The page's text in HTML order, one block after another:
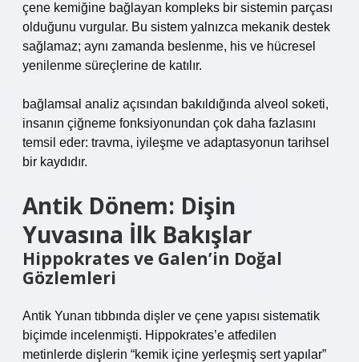
çene kemiğine bağlayan kompleks bir sistemin parçası
olduğunu vurgular. Bu sistem yalnızca mekanik destek
sağlamaz; aynı zamanda beslenme, his ve hücresel
yenilenme süreçlerine de katılır.
bağlamsal analiz açısından bakıldığında alveol soketi,
insanın çiğneme fonksiyonundan çok daha fazlasını
temsil eder: travma, iyileşme ve adaptasyonun tarihsel
bir kaydıdır.
Antik Dönem: Dişin
Yuvasına İlk Bakışlar
Hippokrates ve Galen’in Doğal
Gözlemleri
Antik Yunan tıbbında dişler ve çene yapısı sistematik
biçimde incelenmişti. Hippokrates’e atfedilen
metinlerde dişlerin “kemik içine yerleşmiş sert yapılar”